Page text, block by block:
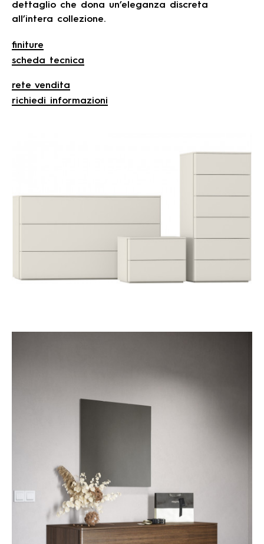
dettaglio che dona un’eleganza discreta
all’intera collezione.
finiture
scheda tecnica
rete vendita
richiedi informazioni